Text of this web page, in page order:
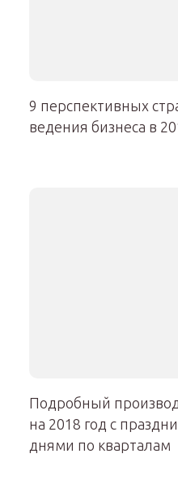
9 перспективных
ведения бизнеса в
Подробный
на 2018 год с
днями по кварталам